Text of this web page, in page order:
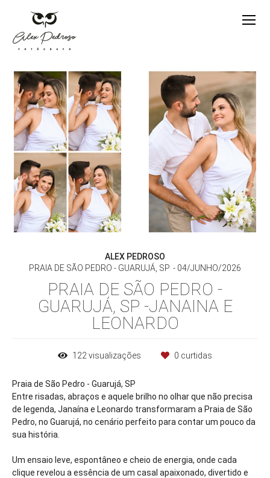
ALEX PEDROSO
PRAIA DE SÃO PEDRO - GUARUJÁ, SP
04/JUNHO/2026
PRAIA DE SÃO PEDRO -
GUARUJÁ, SP -JANAINA E
LEONARDO
122 visualizações 0 curtidas
Praia de São Pedro - Guarujá, SP
Entre risadas, abraços e aquele brilho no olhar que não precisa
de legenda, Janaína e Leonardo transformaram a Praia de São
Pedro, no Guarujá, no cenário perfeito para contar um pouco da
sua história.
Um ensaio leve, espontâneo e cheio de energia, onde cada
clique revelou a essência de um casal apaixonado, divertido e